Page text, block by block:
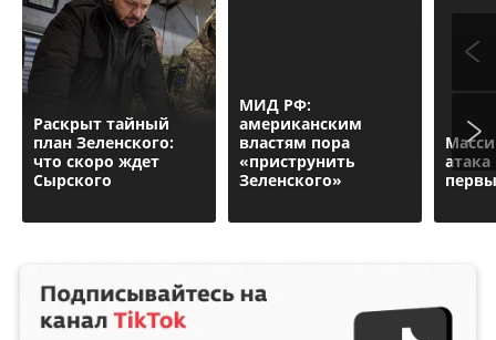
Раскрыт тайный
план Зеленского:
что скоро ждет
Сырского
МИД РФ:
американским
властям пора
«приструнить
Зеленского»